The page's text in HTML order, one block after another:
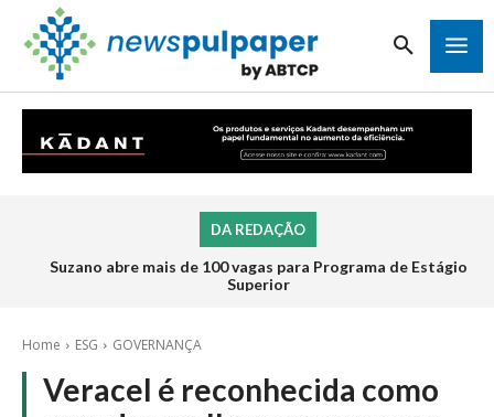
DA REDAÇÃO
Suzano abre mais de 100 vagas para Programa de Estágio
Superior
Home ESG GOVERNANÇA
Veracel é reconhecida como